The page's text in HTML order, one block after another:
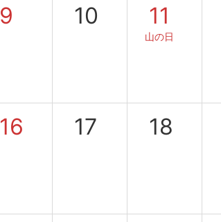
9 10 11
山の日
16 17 18